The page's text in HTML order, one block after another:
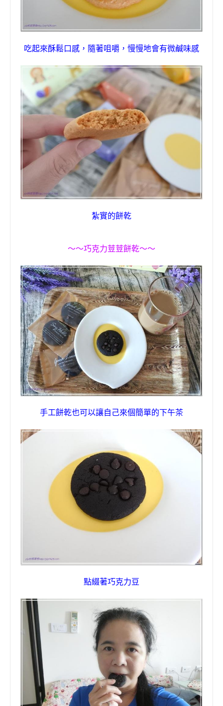
吃起來酥鬆口感 ， 隨著咀嚼，慢慢地會有微鹹味感
紮實的餅乾
～～巧克力荳荳餅乾～～
手工餅乾也可以讓自己來個簡單的下午茶
點綴著巧克力豆